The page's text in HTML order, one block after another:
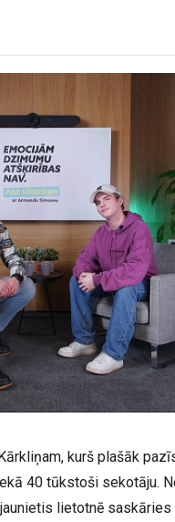
kurš plašāk
40 tūkstoši sekotāju.
lietotnē saskāries